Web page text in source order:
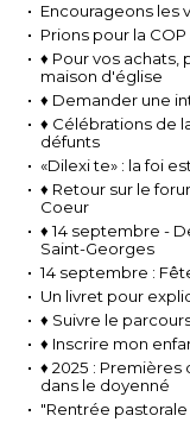
Encourageons les
Prions pour la
♦ Pour vos achats,
maison d'église
♦ Demander une
♦ Célébrations de
défunts
«Dilexi te» : la foi
♦ Retour sur le
Coeur
♦ 14 septembre -
Saint-Georges
14 septembre :
Un livret pour
♦ Suivre le
♦ Inscrire mon
♦ 2025 :
dans le doyenné
"Rentrée